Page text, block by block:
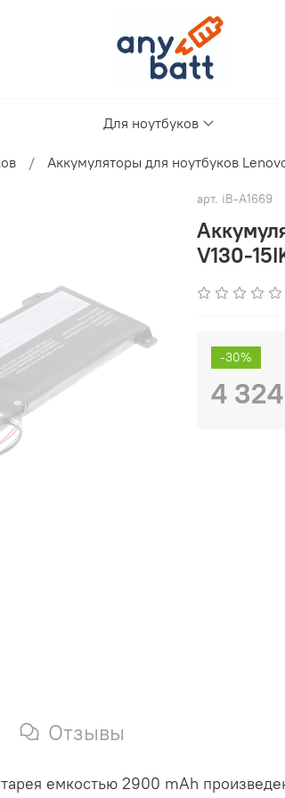
Для ноутбуков
Аккумуляторы для ноутбуков
арт. iB-A1669
V130-
-30%
4
Отзывы
емкостью 2900 mAh